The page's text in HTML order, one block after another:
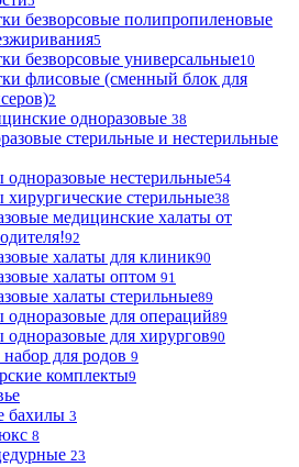
безворсовые полипропиленовые
5
безворсовые универсальные10
флисовые (сменный блок для
2
одноразовые 38
стерильные и нестерильные
одноразовые нестерильные54
хирургические стерильные38
медицинские халаты от
92
халаты для клиник90
халаты оптом 91
халаты стерильные89
одноразовые для операций89
одноразовые для хирургов90
для родов 9
комплекты9
бахилы 3
8
23